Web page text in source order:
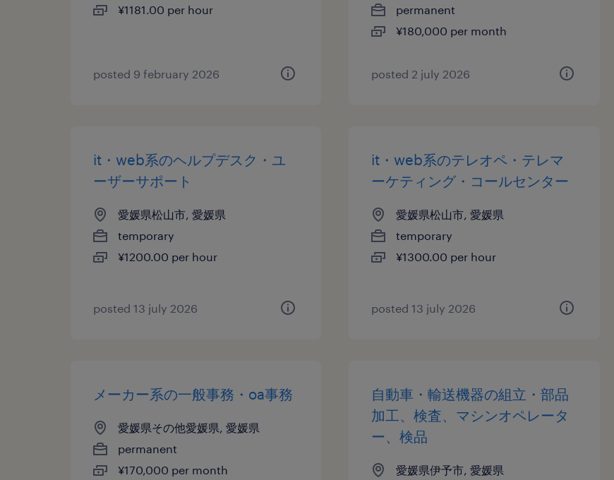
¥1181.00 per hour
posted 9 february 2026
permanent
¥180,000 per month
posted 2 july 2026
it・web系のヘルプデスク・ユ
ーザーサポート
愛媛県松山市, 愛媛県
temporary
¥1200.00 per hour
posted 13 july 2026
it・web系のテレオペ・テレマ
ーケティング・コールセンター
愛媛県松山市, 愛媛県
temporary
¥1300.00 per hour
posted 13 july 2026
メーカー系の一般事務・oa事務
愛媛県その他愛媛県, 愛媛県
permanent
¥170,000 per month
自動車・輸送機器の組立・部品
加工、検査、マシンオペレータ
ー、検品
愛媛県伊予市, 愛媛県